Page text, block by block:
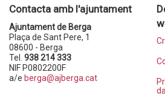
Contacta amb l'ajuntament
Ajuntament de Berga
Plaça de Sant Pere, 1
08600 - Berga
Tel. 938 214 333
NIF P0802200F
a/e berga@ajberga.cat